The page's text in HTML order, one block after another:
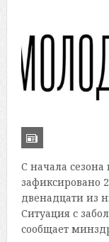
С начала сезона
зафиксировано
двенадцати из
Ситуация с
сообщает